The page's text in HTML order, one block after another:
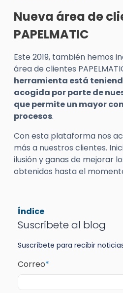
Nueva área de
PAPELMATIC
Este 2019, también hemos
área de clientes
herramienta está
acogida por parte de
que permite un mayor
procesos.
Con esta plataforma nos
más a nuestros clientes.
ilusión y ganas de mejorar
obtenidos hasta el
Índice
Suscríbete al blog
Suscríbete para recibir
Correo*